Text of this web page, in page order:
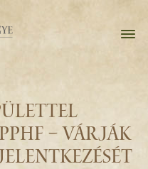
– VÁRJÁK